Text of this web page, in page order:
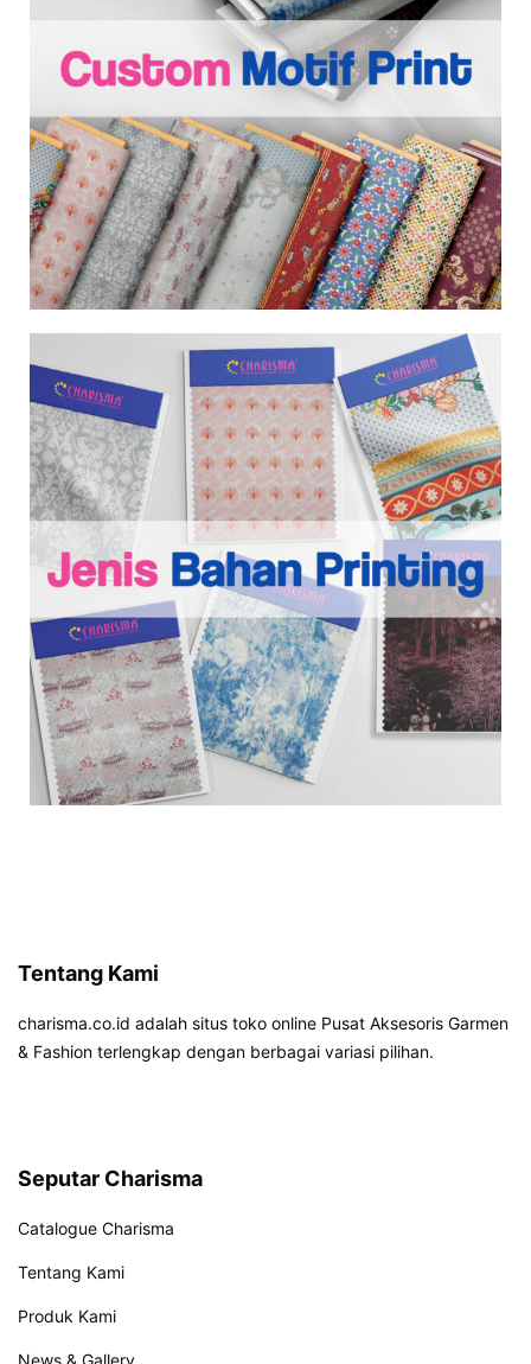
Tentang Kami
charisma.co.id adalah situs toko online Pusat Aksesoris Garmen
& Fashion terlengkap dengan berbagai variasi pilihan.
Seputar Charisma
Catalogue Charisma
Tentang Kami
Produk Kami
News & Gallery